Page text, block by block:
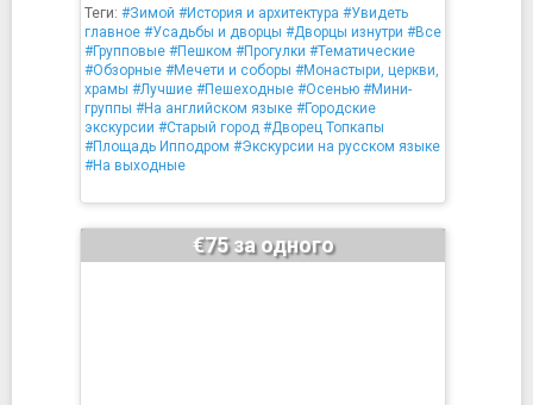
Теги: #Зимой #История и архитектура #Увидеть
главное #Усадьбы и дворцы #Дворцы изнутри #Все
#Групповые #Пешком #Прогулки #Тематические
#Обзорные #Мечети и соборы #Монастыри, церкви,
храмы #Лучшие #Пешеходные #Осенью #Мини-
группы #На английском языке #Городские
экскурсии #Старый город #Дворец Топкапы
#Площадь Ипподром #Экскурсии на русском языке
#На выходные
€75 за одного